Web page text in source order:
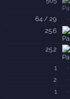
64 / 29 ·
25.6
25.2
1 ·
2
·
1
·